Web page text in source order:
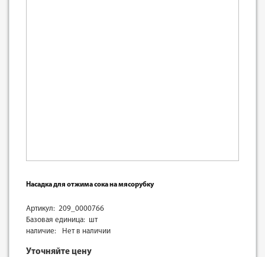
Насадка для отжима сока на мясорубку
Артикул: 209_0000766
Базовая единица: шт
наличие:
Нет в наличии
Уточняйте цену